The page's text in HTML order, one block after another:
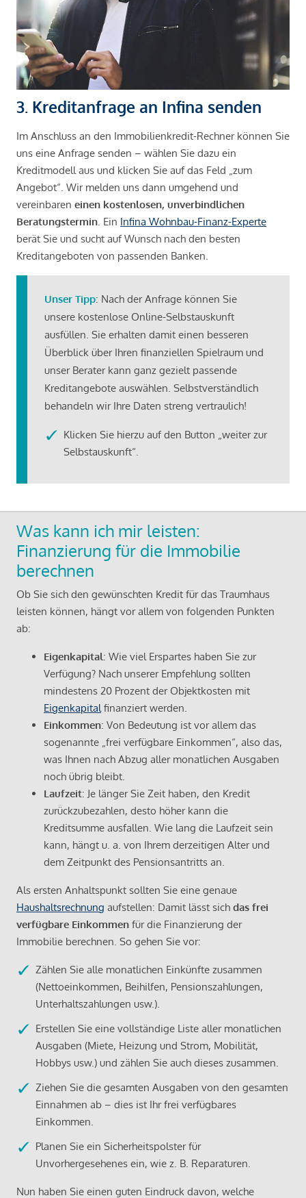
3. Kreditanfrage an Infina senden
Im Anschluss an den Immobilienkredit-Rechner können Sie
uns eine Anfrage senden – wählen Sie dazu ein
Kreditmodell aus und klicken Sie auf das Feld „zum
Angebot“. Wir melden uns dann umgehend und
vereinbaren einen kostenlosen, unverbindlichen
Beratungstermin . Ein Infina Wohnbau-Finanz-Experte
berät Sie und sucht auf Wunsch nach den besten
Kreditangeboten von passenden Banken.
Unser Tipp: Nach der Anfrage können Sie
unsere kostenlose Online-Selbstauskunft
ausfüllen. Sie erhalten damit einen besseren
Überblick über Ihren finanziellen Spielraum und
unser Berater kann ganz gezielt passende
Kreditangebote auswählen. Selbstverständlich
behandeln wir Ihre Daten streng vertraulich!
Klicken Sie hierzu auf den Button „weiter zur
Selbstauskunft“.
Was kann ich mir leisten:
Finanzierung für die Immobilie
berechnen
Ob Sie sich den gewünschten Kredit für das Traumhaus
leisten können, hängt vor allem von folgenden Punkten
ab:
Eigenkapital: Wie viel Erspartes haben Sie zur
Verfügung? Nach unserer Empfehlung sollten
mindestens 20 Prozent der Objektkosten mit
Eigenkapital finanziert werden.
Einkommen: Von Bedeutung ist vor allem das
sogenannte „frei verfügbare Einkommen“, also das,
was Ihnen nach Abzug aller monatlichen Ausgaben
noch übrig bleibt.
Laufzeit: Je länger Sie Zeit haben, den Kredit
zurückzubezahlen, desto höher kann die
Kreditsumme ausfallen. Wie lang die Laufzeit sein
kann, hängt u. a. von Ihrem derzeitigen Alter und
dem Zeitpunkt des Pensionsantritts an.
Als ersten Anhaltspunkt sollten Sie eine genaue
Haushaltsrechnung aufstellen: Damit lässt sich das frei
verfügbare Einkommen für die Finanzierung der
Immobilie berechnen. So gehen Sie vor:
Zählen Sie alle monatlichen Einkünfte zusammen
(Nettoeinkommen, Beihilfen, Pensionszahlungen,
Unterhaltszahlungen usw.).
Erstellen Sie eine vollständige Liste aller monatlichen
Ausgaben (Miete, Heizung und Strom, Mobilität,
Hobbys usw.) und zählen Sie auch dieses zusammen.
Ziehen Sie die gesamten Ausgaben von den gesamten
Einnahmen ab – dies ist Ihr frei verfügbares
Einkommen.
Planen Sie ein Sicherheitspolster für
Unvorhergesehenes ein, wie z. B. Reparaturen.
Nun haben Sie einen guten Eindruck davon, welche